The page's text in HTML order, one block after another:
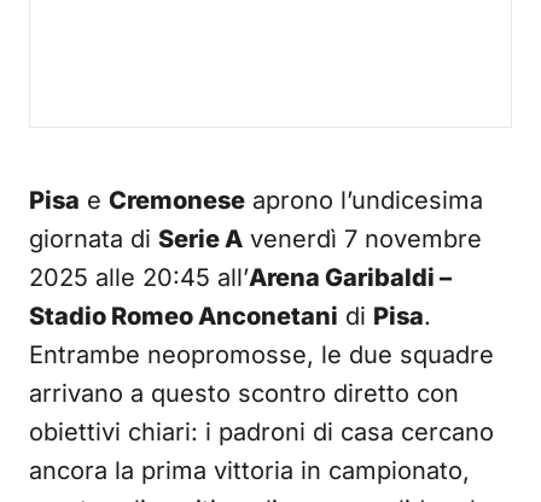
Pisa e Cremonese aprono l’undicesima
giornata di Serie A venerdì 7 novembre
2025 alle 20:45 all’Arena Garibaldi –
Stadio Romeo Anconetani di Pisa.
Entrambe neopromosse, le due squadre
arrivano a questo scontro diretto con
obiettivi chiari: i padroni di casa cercano
ancora la prima vittoria in campionato,